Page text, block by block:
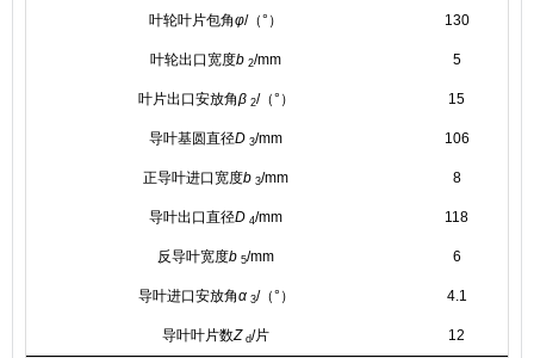
叶轮叶片包角φ/（°） 130
叶轮出口宽度b 2/mm 5
叶片出口安放角β 2/（°） 15
导叶基圆直径D 3/mm 106
正导叶进口宽度b 3/mm 8
导叶出口直径D 4/mm 118
反导叶宽度b 5/mm 6
导叶进口安放角α 3/（°） 4.1
导叶叶片数Z d/片 12